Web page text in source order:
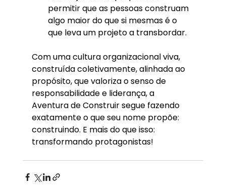
permitir que as pessoas construam
algo maior do que si mesmas é o
que leva um projeto a transbordar.
Com uma cultura organizacional viva,
construída coletivamente, alinhada ao
propósito, que valoriza o senso de
responsabilidade e liderança, a
Aventura de Construir segue fazendo
exatamente o que seu nome propõe:
construindo. E mais do que isso:
transformando protagonistas!